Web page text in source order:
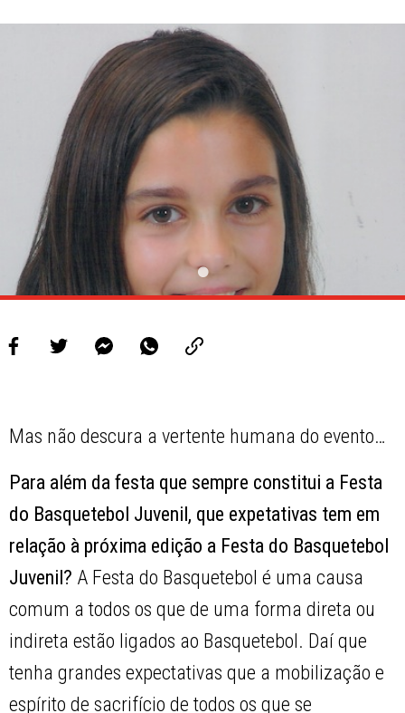
LIGA BETCLIC FEMININA
Mas não descura a vertente humana do evento…
Para além da festa que sempre constitui a Festa
do Basquetebol Juvenil, que expetativas tem em
relação à próxima edição a Festa do Basquetebol
Juvenil? A Festa do Basquetebol é uma causa
comum a todos os que de uma forma direta ou
indireta estão ligados ao Basquetebol. Daí que
tenha grandes expectativas que a mobilização e
espírito de sacrifício de todos os que se